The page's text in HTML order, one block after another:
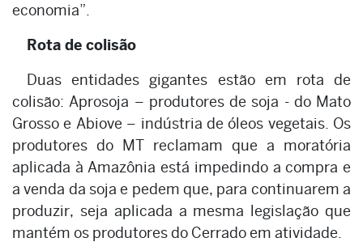
economia”.
Rota de colisão
Duas entidades gigantes estão em rota de
colisão: Aprosoja – produtores de soja - do Mato
Grosso e Abiove – indústria de óleos vegetais. Os
produtores do MT reclamam que a moratória
aplicada à Amazônia está impedindo a compra e
a venda da soja e pedem que, para continuarem a
produzir, seja aplicada a mesma legislação que
mantém os produtores do Cerrado em atividade.